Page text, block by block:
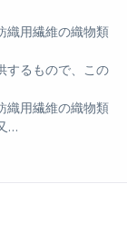
織用繊維の織物類
するもので、この
織用繊維の織物類
…